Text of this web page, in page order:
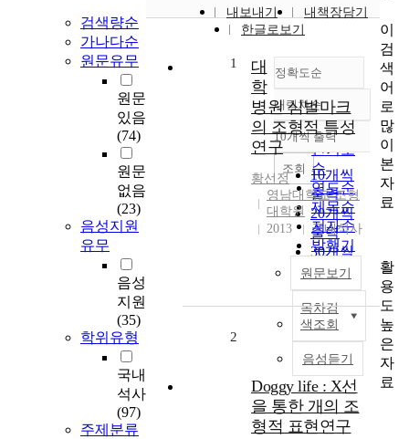
검색량순
가나다순
원문유무
원문
있음
(74)
원문
없음
(23)
음성지원
유무
음성
지원
(35)
학위유형
국내
석사
(97)
주제분류
내보내기
내책장담기
한글로보기
정확도순
정확도
순
인기도
순
연도순
제목순
저자순
발행기
관순
내림차순
내림차순
10개씩 출력
10개씩
출력
20개씩
출력
30개씩
출력
50개씩
출력
100개씩
조회
1
대
학
병원 심벌마크
의 조형적 특성
연구
황선정
영남대학교 조형
대학원
2013
국내석사
원문보기
목차검
색조회
음성듣기
2
Doggy life : X선
을 통한 개의 조
형적 표현연구
이
검
색
어
로
많
이
본
자
료
활
용
도
높
은
자
료